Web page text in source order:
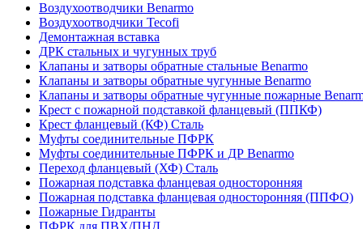
Воздухоотводчики Benarmo
Воздухоотводчики Tecofi
Демонтажная вставка
ДРК стальных и чугунных труб
Клапаны и затворы обратные стальные Benarmo
Клапаны и затворы обратные чугунные Benarmo
Клапаны и затворы обратные чугунные пожарные
Крест с пожарной подставкой фланцевый (ППКФ)
Крест фланцевый (КФ) Сталь
Муфты соединительные ПФРК
Муфты соединительные ПФРК и ДР Benarmo
Переход фланцевый (ХФ) Сталь
Пожарная подставка фланцевая односторонняя
Пожарная подставка фланцевая односторонняя (ППФО)
Пожарные Гидранты
ПФРК для ПВХ/ПНД